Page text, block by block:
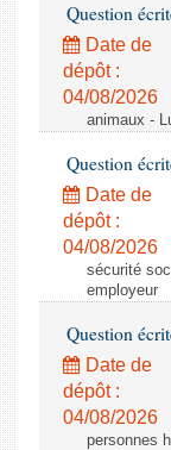
Question
Date de
dépôt :
04/08/2026
animaux -
Question
Date de
dépôt :
04/08/2026
sécurité
employeur
Question
Date de
dépôt :
04/08/2026
personnes